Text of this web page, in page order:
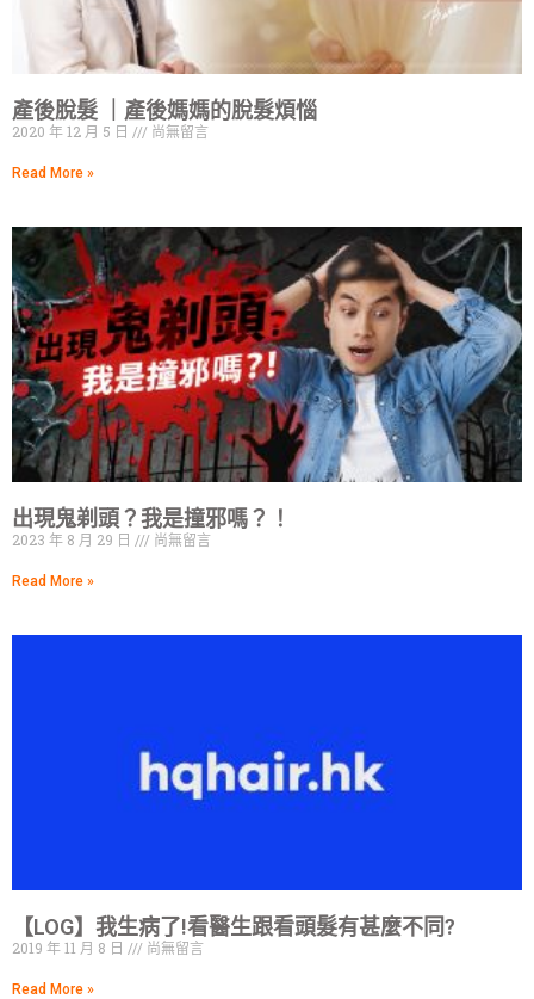
產後脫髮 ｜產後媽媽的脫髮煩惱
2020 年 12 月 5 日 尚無留言
Read More »
出現鬼剃頭？我是撞邪嗎？！
2023 年 8 月 29 日 尚無留言
Read More »
【LOG】我生病了!看醫生跟看頭髮有甚麼不同?
2019 年 11 月 8 日 尚無留言
Read More »